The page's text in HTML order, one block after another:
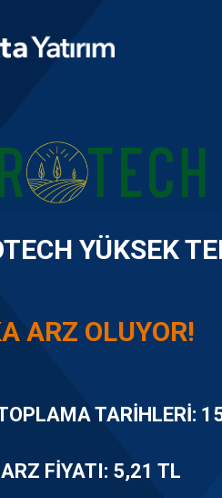
YÜKSEK
ARZ OLUYOR!
TARIHLERI:
FIYATI: 5,21 TL